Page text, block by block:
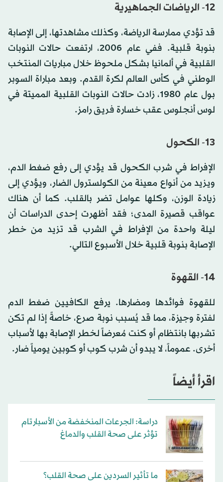
12- الرياضات الجماهيرية
قد تؤدي ممارسة الرياضة، وكذلك مشاهدتها، إلى الإصابة
بنوبة قلبية. ففي عام 2006، ارتفعت حالات النوبات
القلبية في ألمانيا بشكل ملحوظ خلال مباريات المنتخب
الوطني في كأس العالم لكرة القدم. وبعد مباراة السوبر
بول عام 1980، زادت حالات النوبات القلبية المميتة في
لوس أنجلوس عقب خسارة فريق رامز.
13- الكحول
الإفراط في شرب الكحول قد يؤدي إلى رفع ضغط الدم،
ويزيد من أنواع معينة من الكولسترول الضار، ويؤدي إلى
زيادة الوزن، وكلها عوامل تضر بالقلب. كما أن هناك
عواقب قصيرة المدى؛ فقد أظهرت إحدى الدراسات أن
ليلة واحدة من الإفراط في الشرب قد تزيد من خطر
الإصابة بنوبة قلبية خلال الأسبوع التالي.
14- القهوة
للقهوة فوائدها ومضارها. يرفع الكافيين ضغط الدم
لفترة وجيزة، مما قد يُسبب نوبة صرع، خاصةً إذا لم تكن
تشربها بانتظام أو كنت مُعرضاً لخطر الإصابة بها لأسباب
أخرى. عموماً، لا يبدو أن شرب كوب أو كوبين يومياً ضار.
اقرأ أيضاً
دراسة: الجرعات المنخفضة من الأسبارتام
تؤثر على صحة القلب والدماغ
ما تأثير السردين على صحة القلب؟